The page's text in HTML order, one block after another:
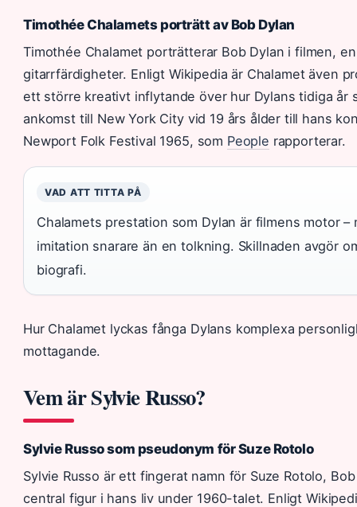
Timothée Chalamets porträtt av Bob Dylan
Timothée Chalamet porträtterar Bob Dylan i filmen,
gitarrfärdigheter. Enligt Wikipedia är Chalamet även
ett större kreativt inflytande över hur Dylans tidiga år
ankomst till New York City vid 19 års ålder till hans
Newport Folk Festival 1965, som People rapporterar.
VAD ATT TITTA PÅ
Chalamets prestation som Dylan är filmens motor
imitation snarare än en tolkning. Skillnaden avgör
biografi.
Hur Chalamet lyckas fånga Dylans komplexa
mottagande.
Vem är Sylvie Russo?
Sylvie Russo som pseudonym för Suze Rotolo
Sylvie Russo är ett fingerat namn för Suze Rotolo,
central figur i hans liv under 1960-talet. Enligt